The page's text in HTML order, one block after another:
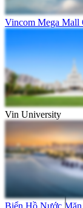
Vincom Mega Mall
Vin University
Biển Hồ Nước Mặn